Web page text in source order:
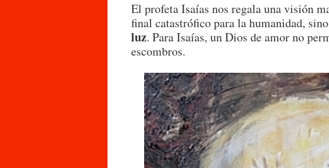
El profeta Isaías nos regala una visión
final catastrófico para la humanidad,
luz. Para Isaías, un Dios de amor no
escombros.